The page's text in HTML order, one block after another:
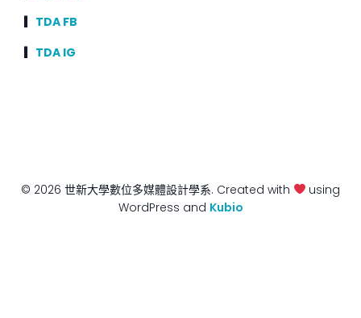
TDA FB
TDA IG
© 2026 世新大學數位多媒體設計學系. Created with
using
WordPress and Kubio